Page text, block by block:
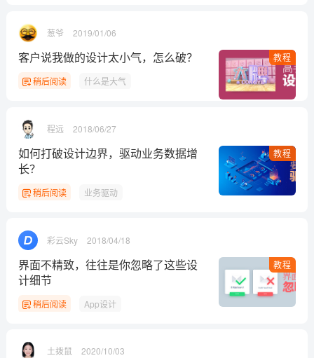
葱爷 2019/01/06
教程
客户说我做的设计太小气，怎么破？
稍后阅读 什么是大气
程远 2018/06/27
教程
如何打破设计边界，驱动业务数据增
长？
稍后阅读 业务驱动
彩云Sky 2018/04/18
教程
界面不精致，往往是你忽略了这些设
计细节
稍后阅读 App设计
土拨鼠 2020/10/03